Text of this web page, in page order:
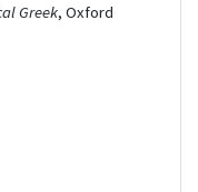
Greek, Oxford